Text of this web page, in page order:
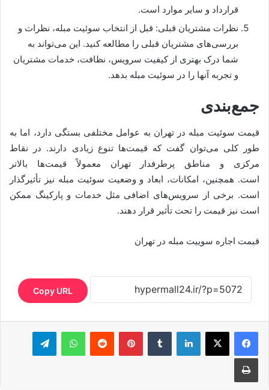
قرارداد و سایر موارد است.
نظرات مشتریان قبلی: قبل از انتخاب سوئیت مبله، نظرات و
بررسی‌های مشتریان قبلی را مطالعه کنید. این می‌تواند به
شما درک بهتری از کیفیت سرویس، نظافت، خدمات مشتریان
و تجربه آنها را در سوئیت مبله بدهد.
جمع‌بندی
قیمت سوئیت مبله در تهران به عوامل مختلفی بستگی دارد، اما به
طور کلی می‌توان گفت که قیمت‌ها تنوع زیادی دارند. در نقاط
مرکزی و مناطق پرطرفدار تهران معمولاً قیمت‌ها بالاتر
است. همچنین، امکانات، ابعاد و وضعیت سوئیت مبله نیز تأثیرگذار
است. برخی از سرویس‌های اضافی مثل خدمات و پارکینگ ممکن
است نیز قیمت را تحت تأثیر قرار دهند.
قیمت اجاره سوییت مبله در تهران
Copy URL
لینکدین ‫تامبلر ‫پین‌ترست‫رددیت واتس آپ تلگرام
چاپ